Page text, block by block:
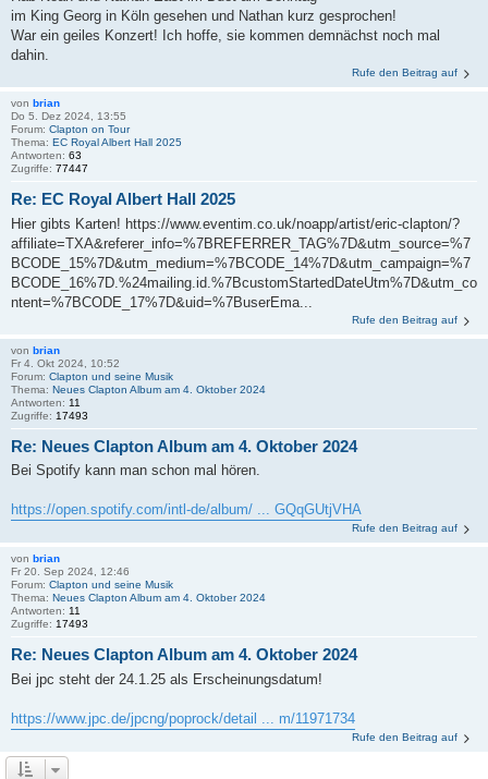
im King Georg in Köln gesehen und Nathan kurz gesprochen!
War ein geiles Konzert! Ich hoffe, sie kommen demnächst noch mal
dahin.
Rufe den Beitrag auf
von brian
Do 5. Dez 2024, 13:55
Forum: Clapton on Tour
Thema: EC Royal Albert Hall 2025
Antworten: 63
Zugriffe: 77447
Re: EC Royal Albert Hall 2025
Hier gibts Karten! https://www.eventim.co.uk/noapp/artist/eric-clapton/?
affiliate=TXA&referer_info=%7BREFERRER_TAG%7D&utm_source=%7
BCODE_15%7D&utm_medium=%7BCODE_14%7D&utm_campaign=%7
BCODE_16%7D.%24mailing.id.%7BcustomStartedDateUtm%7D&utm_co
ntent=%7BCODE_17%7D&uid=%7BuserEma...
Rufe den Beitrag auf
von brian
Fr 4. Okt 2024, 10:52
Forum: Clapton und seine Musik
Thema: Neues Clapton Album am 4. Oktober 2024
Antworten: 11
Zugriffe: 17493
Re: Neues Clapton Album am 4. Oktober 2024
Bei Spotify kann man schon mal hören.
https://open.spotify.com/intl-de/album/ ... GQqGUtjVHA
Rufe den Beitrag auf
von brian
Fr 20. Sep 2024, 12:46
Forum: Clapton und seine Musik
Thema: Neues Clapton Album am 4. Oktober 2024
Antworten: 11
Zugriffe: 17493
Re: Neues Clapton Album am 4. Oktober 2024
Bei jpc steht der 24.1.25 als Erscheinungsdatum!
https://www.jpc.de/jpcng/poprock/detail ... m/11971734
Rufe den Beitrag auf